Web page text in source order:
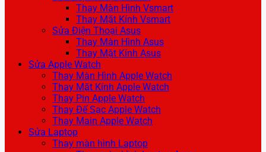
Thay Màn Hình Vsmart
Thay Mặt Kính Vsmart
Sửa Điện Thoại Asus
Thay Màn Hình Asus
Thay Mặt Kính Asus
Sửa Apple Watch
Thay Màn Hình Apple Watch
Thay Mặt Kính Apple Watch
Thay Pin Apple Watch
Thay Đế Sạc Apple Watch
Thay Main Apple Watch
Sửa Laptop
Thay màn hình Laptop